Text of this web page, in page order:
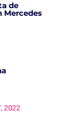
de
Mercedes
2022